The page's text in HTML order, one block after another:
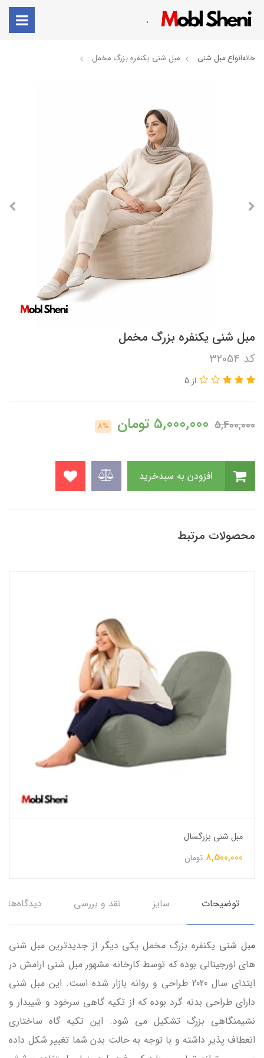
.
خانهانواع مبل شنی مبل شنی یکنفره بزرگ مخمل
مبل شنی یکنفره بزرگ مخمل
کد 32054
از 5
5,400,000
5,000,000 تومان 8%
محصولات مرتبط
مبل شنی بزرگسال
8,500,000 تومان
توضیحات سایز نقد و بررسی دیدگاه‌ها
مبل شنی یکنفره بزرگ مخمل یکی دیگر از جدیدترین مبل شنی
های اورجینالی بوده که توسط کارخانه مشهور مبل شنی ارامش در
ابتدای سال 2020 طراحی و روانه بازار شده است. این مبل شنی
دارای طراحی بدنه گرد بوده که از تکیه گاهی سرخود و شیبدار و
نشیمنگاهی بزرگ تشکیل می شود. این تکیه گاه ساختاری
انعطاف پذیر داشته و با توجه به حالت بدن شما تغییر شکل داده